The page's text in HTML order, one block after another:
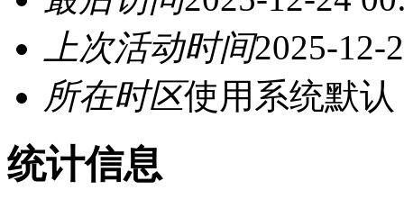
上次活动时间2025-12-
所在时区使用系统默认
统计信息